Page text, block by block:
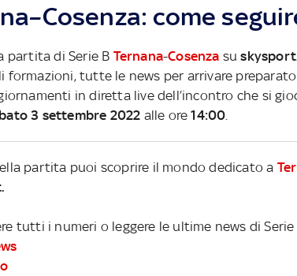
come
partita di Serie B Ternana-Cosenza su
formazioni, tutte le news per arrivare
in diretta live dell’incontro che si
3 settembre 2022 alle ore14:00
partita puoi scoprire il mondo dedicato a
tutti i numeri o leggere le ultime news di Serie